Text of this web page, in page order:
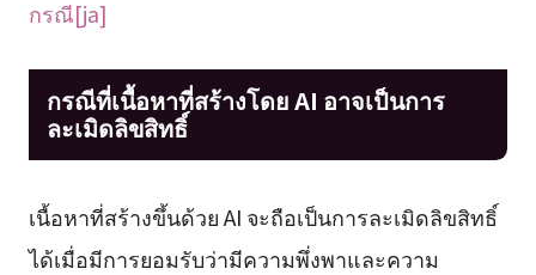
กรณี[ja]
กรณีที่เนื้อหาที่สร้างโดย AI อาจเป็นการ
ละเมิดลิขสิทธิ์
เนื้อหาที่สร้างขึ้นด้วย AI จะถือเป็นการละเมิดลิขสิทธิ์
ได้เมื่อมีการยอมรับว่ามีความพึ่งพาและความ